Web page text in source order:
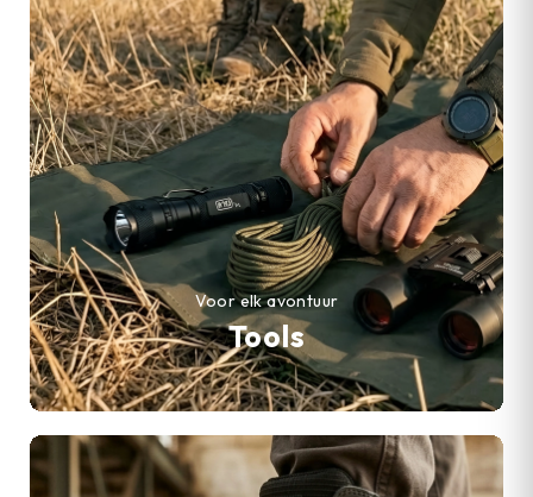
Tools
Voor elk avontuur